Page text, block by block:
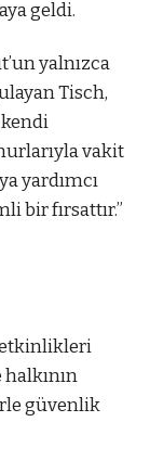
geldi.
yalnızca
Tisch,
vakit
yardımcı
bir fırsattır.”
etkinlikleri
güvenlik